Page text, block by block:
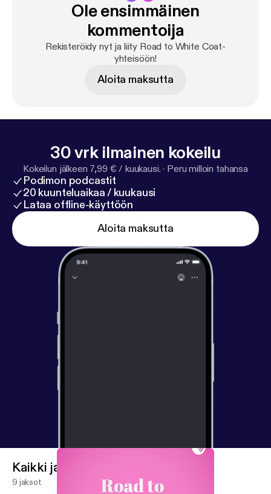
Ole ensimmäinen
kommentoija
Rekisteröidy nyt ja liity Road to White Coat-
yhteisöön!
Aloita maksutta
30 vrk ilmainen kokeilu
Kokeilun jälkeen 7,99 € / kuukausi. · Peru milloin tahansa
Podimon podcastit
20 kuunteluaikaa / kuukausi
Lataa offline-käyttöön
Aloita maksutta
Kaikki jaksot
9 jaksot